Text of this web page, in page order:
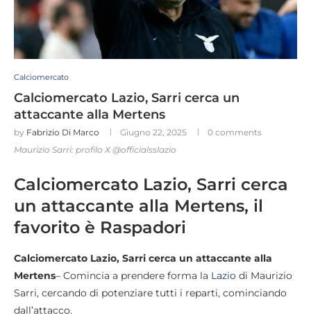
Calciomercato
Calciomercato Lazio, Sarri cerca un
attaccante alla Mertens
by Fabrizio Di Marco Giugno 22, 2025
0 comments
Maurizio Sarri: profilo X @officialsslazio
Calciomercato Lazio, Sarri cerca
un attaccante alla Mertens, il
favorito è Raspadori
Calciomercato Lazio, Sarri cerca un attaccante alla
Mertens– Comincia a prendere forma la Lazio di Maurizio
Sarri, cercando di potenziare tutti i reparti, cominciando
dall’attacco.